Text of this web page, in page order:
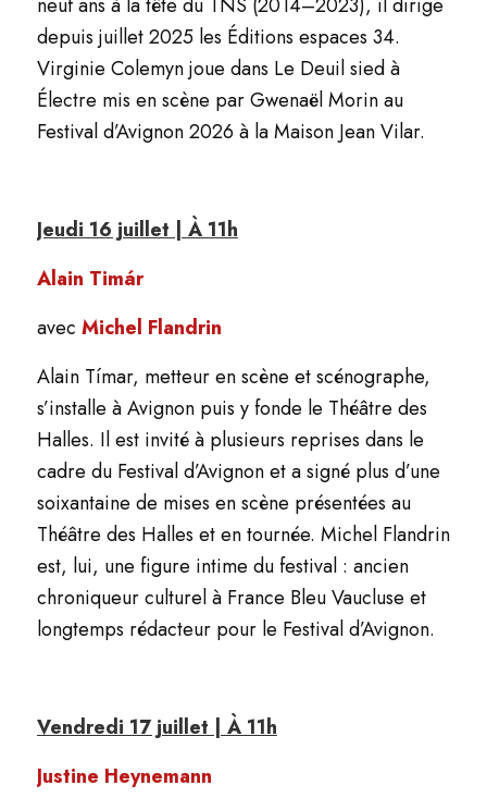
neuf ans à la tête du TNS (2014–2023), il dirige
depuis juillet 2025 les Éditions espaces 34.
Virginie Colemyn joue dans Le Deuil sied à
Électre mis en scène par Gwenaël Morin au
Festival d’Avignon 2026 à la Maison Jean Vilar.
Jeudi 16 juillet | À 11h
Alain Timár
avec Michel Flandrin
Alain Tímar, metteur en scène et scénographe,
s’installe à Avignon puis y fonde le Théâtre des
Halles. Il est invité à plusieurs reprises dans le
cadre du Festival d’Avignon et a signé plus d’une
soixantaine de mises en scène présentées au
Théâtre des Halles et en tournée. Michel Flandrin
est, lui, une figure intime du festival : ancien
chroniqueur culturel à France Bleu Vaucluse et
longtemps rédacteur pour le Festival d’Avignon.
Vendredi 17 juillet | À 11h
Justine Heynemann